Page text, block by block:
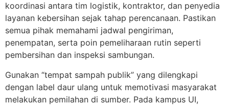
koordinasi antara tim logistik, kontraktor, dan penyedia
layanan kebersihan sejak tahap perencanaan. Pastikan
semua pihak memahami jadwal pengiriman,
penempatan, serta poin pemeliharaan rutin seperti
pembersihan dan inspeksi sambungan.
Gunakan “tempat sampah publik” yang dilengkapi
dengan label daur ulang untuk memotivasi masyarakat
melakukan pemilahan di sumber. Pada kampus UI,